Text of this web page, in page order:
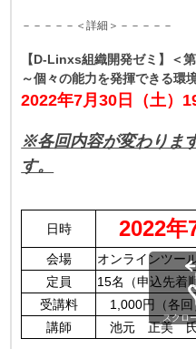
－－－－－＜詳細＞－－－－－
【D-Linxs組織開発ゼミ】＜
～個々の能力を発揮できる環
2022年7月30日（土）
※各回内容が変わりま
す。
日時 2022年7
会場
オンラインツー
定員
15名（申込先着
受講料
1,000円（各
講師
池元 正美 氏
スクロ